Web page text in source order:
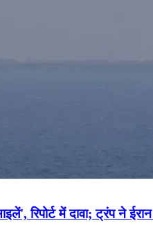
रिपोर्ट में दावा; ट्रंप ने